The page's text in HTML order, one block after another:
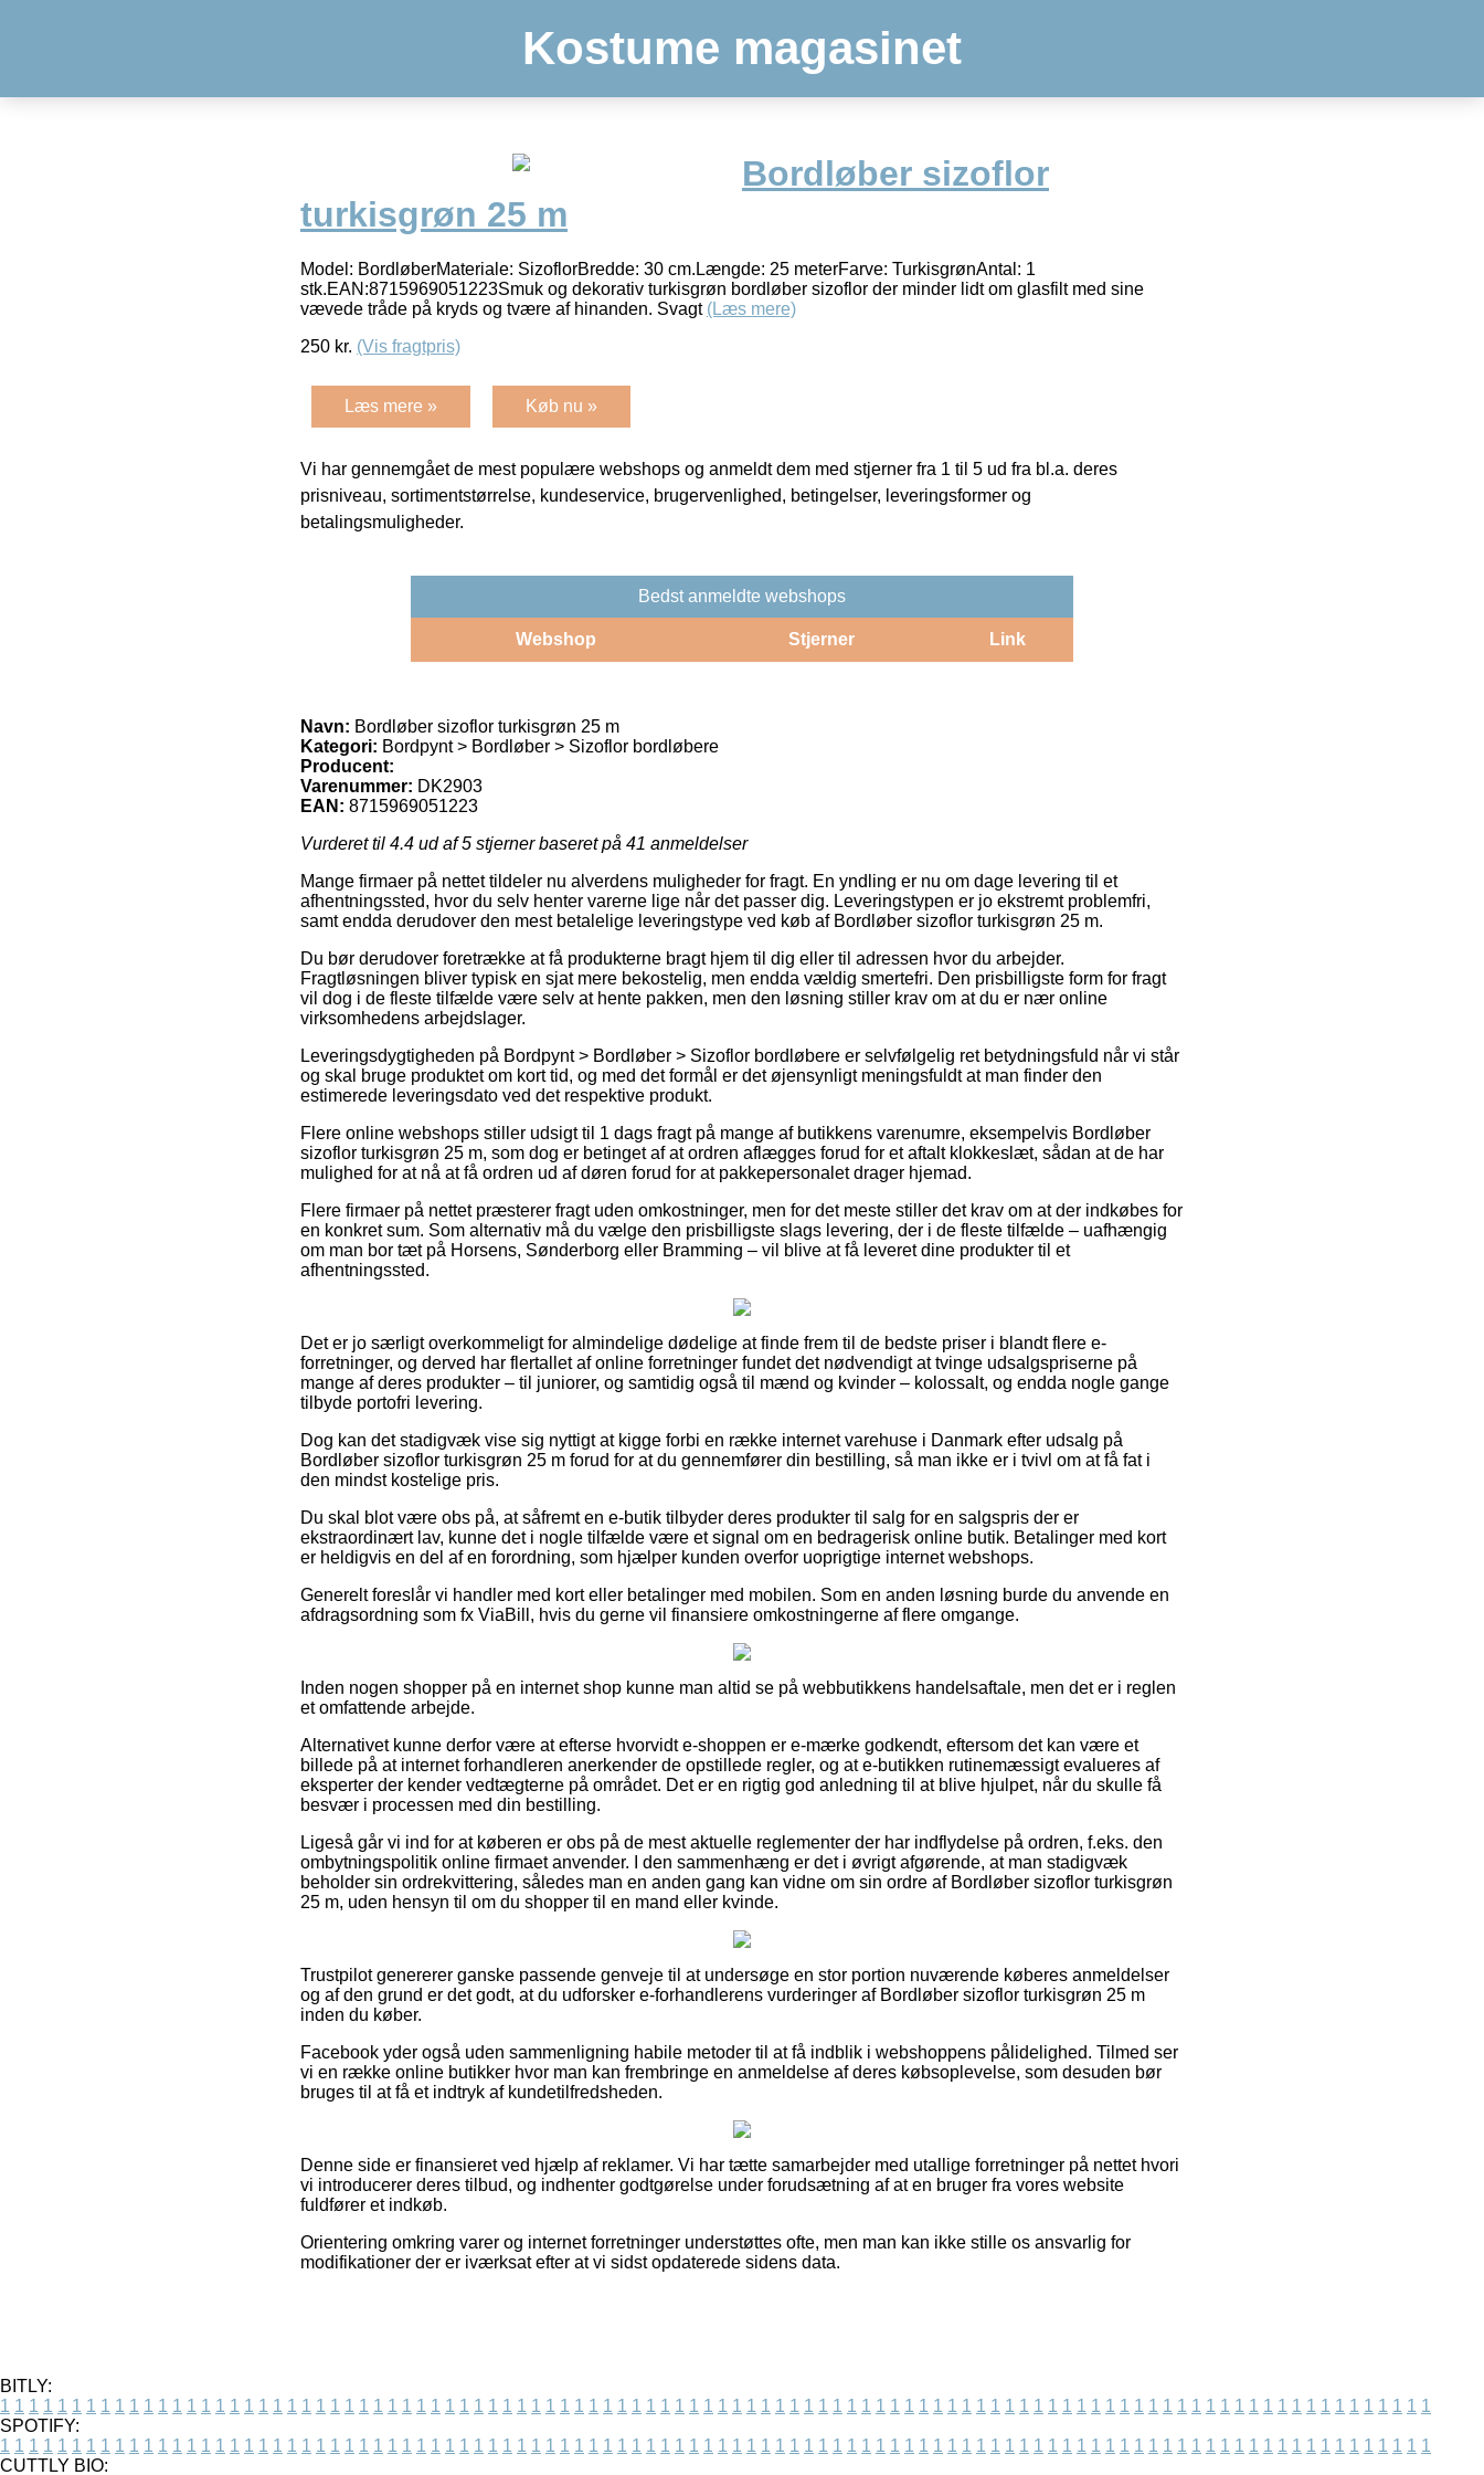
Kostume magasinet
Bordløber sizoflor
turkisgrøn 25 m
Model: BordløberMateriale: SizoflorBredde: 30 cm.Længde: 25 meterFarve: TurkisgrønAntal: 1
stk.EAN:8715969051223Smuk og dekorativ turkisgrøn bordløber sizoflor der minder lidt om glasfilt med sine
vævede tråde på kryds og tvære af hinanden. Svagt (Læs mere)
250 kr. (Vis fragtpris)
Læs mere » Køb nu »
Vi har gennemgået de mest populære webshops og anmeldt dem med stjerner fra 1 til 5 ud fra bl.a. deres
prisniveau, sortimentstørrelse, kundeservice, brugervenlighed, betingelser, leveringsformer og
betalingsmuligheder.
Bedst anmeldte webshops
Webshop Stjerner Link
Navn: Bordløber sizoflor turkisgrøn 25 m
Kategori: Bordpynt > Bordløber > Sizoflor bordløbere
Producent:
Varenummer: DK2903
EAN: 8715969051223
Vurderet til 4.4 ud af 5 stjerner baseret på 41 anmeldelser
Mange firmaer på nettet tildeler nu alverdens muligheder for fragt. En yndling er nu om dage levering til et
afhentningssted, hvor du selv henter varerne lige når det passer dig. Leveringstypen er jo ekstremt problemfri,
samt endda derudover den mest betalelige leveringstype ved køb af Bordløber sizoflor turkisgrøn 25 m.
Du bør derudover foretrække at få produkterne bragt hjem til dig eller til adressen hvor du arbejder.
Fragtløsningen bliver typisk en sjat mere bekostelig, men endda vældig smertefri. Den prisbilligste form for fragt
vil dog i de fleste tilfælde være selv at hente pakken, men den løsning stiller krav om at du er nær online
virksomhedens arbejdslager.
Leveringsdygtigheden på Bordpynt > Bordløber > Sizoflor bordløbere er selvfølgelig ret betydningsfuld når vi står
og skal bruge produktet om kort tid, og med det formål er det øjensynligt meningsfuldt at man finder den
estimerede leveringsdato ved det respektive produkt.
Flere online webshops stiller udsigt til 1 dags fragt på mange af butikkens varenumre, eksempelvis Bordløber
sizoflor turkisgrøn 25 m, som dog er betinget af at ordren aflægges forud for et aftalt klokkeslæt, sådan at de har
mulighed for at nå at få ordren ud af døren forud for at pakkepersonalet drager hjemad.
Flere firmaer på nettet præsterer fragt uden omkostninger, men for det meste stiller det krav om at der indkøbes for
en konkret sum. Som alternativ må du vælge den prisbilligste slags levering, der i de fleste tilfælde – uafhængig
om man bor tæt på Horsens, Sønderborg eller Bramming – vil blive at få leveret dine produkter til et
afhentningssted.
Det er jo særligt overkommeligt for almindelige dødelige at finde frem til de bedste priser i blandt flere e-
forretninger, og derved har flertallet af online forretninger fundet det nødvendigt at tvinge udsalgspriserne på
mange af deres produkter – til juniorer, og samtidig også til mænd og kvinder – kolossalt, og endda nogle gange
tilbyde portofri levering.
Dog kan det stadigvæk vise sig nyttigt at kigge forbi en række internet varehuse i Danmark efter udsalg på
Bordløber sizoflor turkisgrøn 25 m forud for at du gennemfører din bestilling, så man ikke er i tvivl om at få fat i
den mindst kostelige pris.
Du skal blot være obs på, at såfremt en e-butik tilbyder deres produkter til salg for en salgspris der er
ekstraordinært lav, kunne det i nogle tilfælde være et signal om en bedragerisk online butik. Betalinger med kort
er heldigvis en del af en forordning, som hjælper kunden overfor uoprigtige internet webshops.
Generelt foreslår vi handler med kort eller betalinger med mobilen. Som en anden løsning burde du anvende en
afdragsordning som fx ViaBill, hvis du gerne vil finansiere omkostningerne af flere omgange.
Inden nogen shopper på en internet shop kunne man altid se på webbutikkens handelsaftale, men det er i reglen
et omfattende arbejde.
Alternativet kunne derfor være at efterse hvorvidt e-shoppen er e-mærke godkendt, eftersom det kan være et
billede på at internet forhandleren anerkender de opstillede regler, og at e-butikken rutinemæssigt evalueres af
eksperter der kender vedtægterne på området. Det er en rigtig god anledning til at blive hjulpet, når du skulle få
besvær i processen med din bestilling.
Ligeså går vi ind for at køberen er obs på de mest aktuelle reglementer der har indflydelse på ordren, f.eks. den
ombytningspolitik online firmaet anvender. I den sammenhæng er det i øvrigt afgørende, at man stadigvæk
beholder sin ordrekvittering, således man en anden gang kan vidne om sin ordre af Bordløber sizoflor turkisgrøn
25 m, uden hensyn til om du shopper til en mand eller kvinde.
Trustpilot genererer ganske passende genveje til at undersøge en stor portion nuværende køberes anmeldelser
og af den grund er det godt, at du udforsker e-forhandlerens vurderinger af Bordløber sizoflor turkisgrøn 25 m
inden du køber.
Facebook yder også uden sammenligning habile metoder til at få indblik i webshoppens pålidelighed. Tilmed ser
vi en række online butikker hvor man kan frembringe en anmeldelse af deres købsoplevelse, som desuden bør
bruges til at få et indtryk af kundetilfredsheden.
Denne side er finansieret ved hjælp af reklamer. Vi har tætte samarbejder med utallige forretninger på nettet hvori
vi introducerer deres tilbud, og indhenter godtgørelse under forudsætning af at en bruger fra vores website
fuldfører et indkøb.
Orientering omkring varer og internet forretninger understøttes ofte, men man kan ikke stille os ansvarlig for
modifikationer der er iværksat efter at vi sidst opdaterede sidens data.
BITLY:
1 1 1 1 1 1 1 1 1 1 1 1 1 1 1 1 1 1 1 1 1 1 1 1 1 1 1 1 1 1 1 1 1 1 1 1 1 1 1 1 1 1 1 1 1 1 1 1 1 1 1 1 1 1 1 1 1 1 1 1 1 1 1 1 1 1 1 1 1 1 1 1 1 1 1 1 1 1 1 1 1 1 1 1 1 1 1 1 1 1 1 1 1 1 1 1 1 1 1 1
SPOTIFY:
1 1 1 1 1 1 1 1 1 1 1 1 1 1 1 1 1 1 1 1 1 1 1 1 1 1 1 1 1 1 1 1 1 1 1 1 1 1 1 1 1 1 1 1 1 1 1 1 1 1 1 1 1 1 1 1 1 1 1 1 1 1 1 1 1 1 1 1 1 1 1 1 1 1 1 1 1 1 1 1 1 1 1 1 1 1 1 1 1 1 1 1 1 1 1 1 1 1 1 1
CUTTLY BIO: